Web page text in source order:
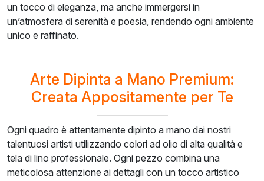
un tocco di eleganza, ma anche immergersi in
un’atmosfera di serenità e poesia, rendendo ogni ambiente
unico e raffinato.
Arte Dipinta a Mano Premium:
Creata Appositamente per Te
Ogni quadro è attentamente dipinto a mano dai nostri
talentuosi artisti utilizzando colori ad olio di alta qualità e
tela di lino professionale. Ogni pezzo combina una
meticolosa attenzione ai dettagli con un tocco artistico